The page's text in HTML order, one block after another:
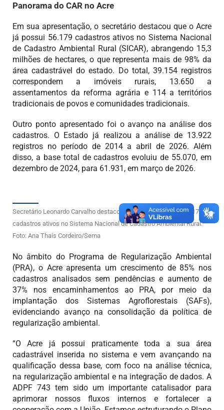
Panorama do CAR no Acre
Em sua apresentação, o secretário destacou que o Acre
já possui 56.179 cadastros ativos no Sistema Nacional
de Cadastro Ambiental Rural (SICAR), abrangendo 15,3
milhões de hectares, o que representa mais de 98% da
área cadastrável do estado. Do total, 39.154 registros
correspondem a imóveis rurais, 13.650 a
assentamentos da reforma agrária e 114 a territórios
tradicionais de povos e comunidades tradicionais.
Outro ponto apresentado foi o avanço na análise dos
cadastros. O Estado já realizou a análise de 13.922
registros no período de 2014 a abril de 2026. Além
disso, a base total de cadastros evoluiu de 55.070, em
dezembro de 2024, para 61.931, em março de 2026.
Secretário Leonardo Carvalho destacou que o Acre já possui 56.179
cadastros ativos no Sistema Nacional de Cadastro Ambiental Rural.
Foto: Ana Thaís Cordeiro/Sema
No âmbito do Programa de Regularização Ambiental
(PRA), o Acre apresenta um crescimento de 85% nos
cadastros analisados sem pendências e aumento de
37% nos encaminhamentos ao PRA, por meio da
implantação dos Sistemas Agroflorestais (SAFs),
evidenciando avanço na consolidação da política de
regularização ambiental.
“O Acre já possui praticamente toda a sua área
cadastrável inserida no sistema e vem avançando na
qualificação dessa base, com foco na análise técnica,
na regularização ambiental e na integração de dados. A
ADPF 743 tem sido um importante catalisador para
aprimorar nossos fluxos internos e fortalecer a